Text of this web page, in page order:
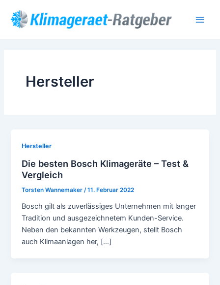
Inhalt
springen
Hersteller
Hersteller
Die besten Bosch Klimageräte – Test &
Vergleich
Torsten Wannemaker/11. Februar 2022
Bosch gilt als zuverlässiges Unternehmen mit langer
Tradition und ausgezeichnetem Kunden-Service.
Neben den bekannten Werkzeugen, stellt Bosch
auch Klimaanlagen her, […]
pagination